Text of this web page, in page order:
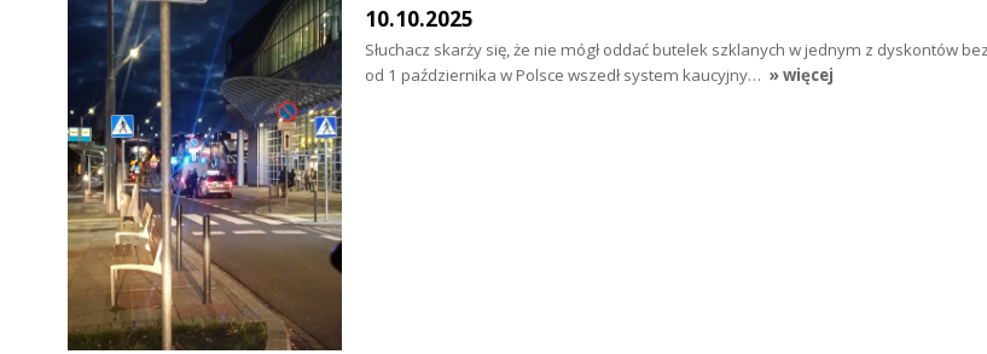
10.10.2025
Słuchacz skarży się, że nie mógł oddać butelek szklanych w jednym z dyskontów
od 1 października w Polsce wszedł system kaucyjny… » więcej